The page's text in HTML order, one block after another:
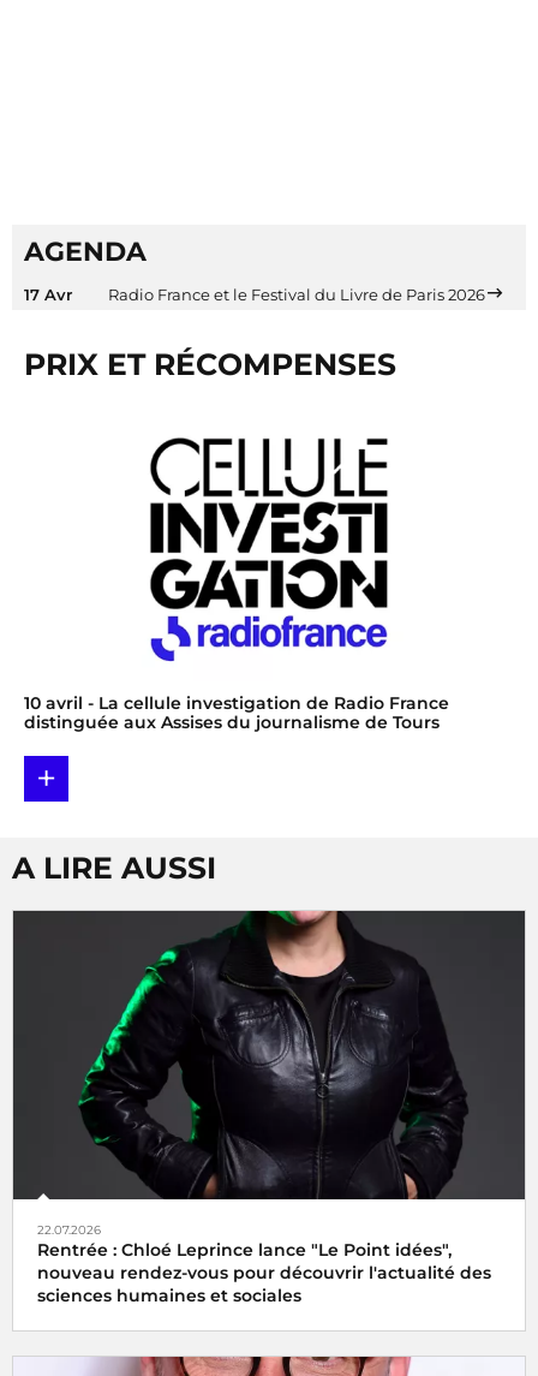
AGENDA
17 Avr Radio France et le Festival du Livre de Paris 2026
PRIX ET RÉCOMPENSES
10 avril - La cellule investigation de Radio France
distinguée aux Assises du journalisme de Tours
+
A LIRE AUSSI
22.07.2026
Rentrée : Chloé Leprince lance "Le Point idées",
nouveau rendez-vous pour découvrir l'actualité des
sciences humaines et sociales